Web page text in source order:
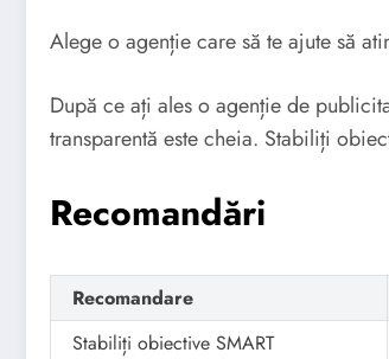
Alege o agenție care să te ajute să
După ce ați ales o agenție de
transparentă este cheia. Stabiliți
Recomandări
Recomandare
Stabiliți obiective SMART